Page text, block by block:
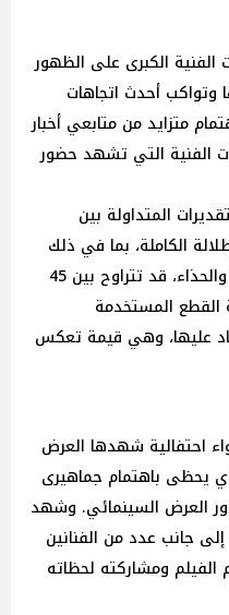
الفنية الكبرى على الظهور
أحدث اتجاهات
متزايد من متابعي أخبار
الفنية التي تشهد حضور
المتداولة بين
الكاملة، بما في ذلك
الفستان والإكسسوارات والحقيبة والحذاء، قد تتراوح بين 45
القطع المستخدمة
عليها، وهي قيمة تعكس
احتفالية شهدها العرض
يحظى باهتمام جماهيرى
العرض السينمائي. وشهد
جانب عدد من الفنانين
الفيلم ومشاركته لحظاته